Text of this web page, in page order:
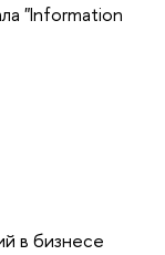
"Information
в бизнесе